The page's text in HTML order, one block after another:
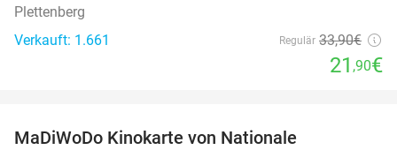
Plettenberg
Verkauft: 1.661
Regulär 33,90€
21 ,90€
MaDiWoDo Kinokarte von Nationale